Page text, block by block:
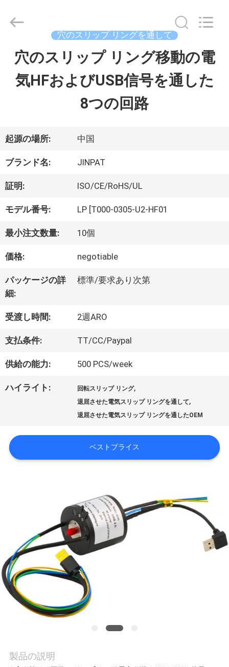
VR
シ
ョ
ー
私
達
に
つ
い
場
旅
質
管
理
達
JINPAT
Electronics
穴のスリップ リングを通して
穴のスリップ リング移動の電
気HFおよびUSB信号を通した
8つの回路
起源の場所: 中国
ブランド名: JINPAT
証明: ISO/CE/RoHS/UL
モデル番号: LP [T000-0305-U2-HF01
最小注文数量: 10個
価格: negotiable
パッケージの詳
細:
標準/要求あり次第
受渡し時間: 2週ARO
支払条件: TT/CC/Paypal
供給の能力: 500 PCS/week
ハイライト: 回転スリップ リング,
退屈させた電気スリップ リングを通して,
退屈させた電気スリップ リングを通したOEM
ベストプライス
製品の説明